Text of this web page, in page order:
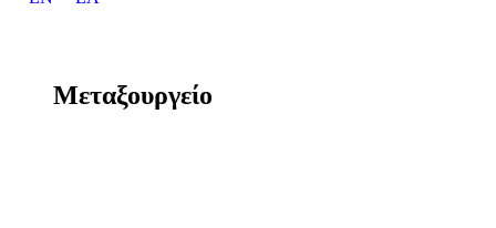
Μεταξουργείο